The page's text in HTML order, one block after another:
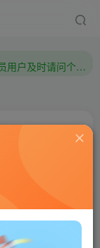
本站已开启QQ微信快速登录 ,拥有本站会员用户及时请问个人中心绑定！